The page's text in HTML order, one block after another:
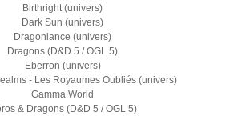
Birthright (univers)
Dark Sun (univers)
Dragonlance (univers)
Dragons (D&D 5 / OGL 5)
Eberron (univers)
- Les Royaumes Oubliés (univers)
Gamma World
& Dragons (D&D 5 / OGL 5)